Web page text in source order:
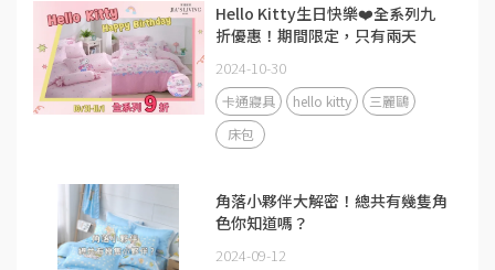
Hello Kitty生日快樂❤️全系列九
折優惠！期間限定，只有兩天
2024-10-30
卡通寢具 hello kitty
三麗鷗
床包
角落小夥伴大解密！總共有幾隻角
色你知道嗎？
2024-09-12